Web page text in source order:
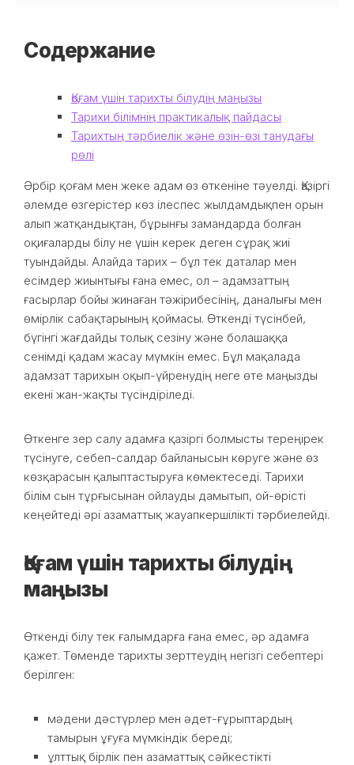
Содержание
Қоғам үшін тарихты білудің маңызы
Тарихи білімнің практикалық пайдасы
Тарихтың тәрбиелік және өзін-өзі танудағы
рөлі
Әрбір қоғам мен жеке адам өз өткеніне тәуелді. Қазіргі
әлемде өзгерістер көз ілеспес жылдамдықпен орын
алып жатқандықтан, бұрынғы замандарда болған
оқиғаларды білу не үшін керек деген сұрақ жиі
туындайды. Алайда тарих – бұл тек даталар мен
есімдер жиынтығы ғана емес, ол – адамзаттың
ғасырлар бойы жинаған тәжірибесінің, даналығы мен
өмірлік сабақтарының қоймасы. Өткенді түсінбей,
бүгінгі жағдайды толық сезіну және болашаққа
сенімді қадам жасау мүмкін емес. Бұл мақалада
адамзат тарихын оқып-үйренудің неге өте маңызды
екені жан-жақты түсіндіріледі.
Өткенге зер салу адамға қазіргі болмысты тереңірек
түсінуге, себеп-салдар байланысын көруге және өз
көзқарасын қалыптастыруға көмектеседі. Тарихи
білім сын тұрғысынан ойлауды дамытып, ой-өрісті
кеңейтеді әрі азаматтық жауапкершілікті тәрбиелейді.
Қоғам үшін тарихты білудің
маңызы
Өткенді білу тек ғалымдарға ғана емес, әр адамға
қажет. Төменде тарихты зерттеудің негізгі себептері
берілген:
мәдени дәстүрлер мен әдет-ғұрыптардың
тамырын ұғуға мүмкіндік береді;
ұлттық бірлік пен азаматтық сәйкестікті